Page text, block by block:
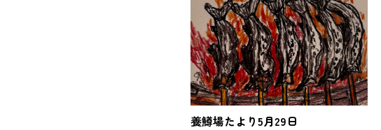
養鱒場たより5月29日